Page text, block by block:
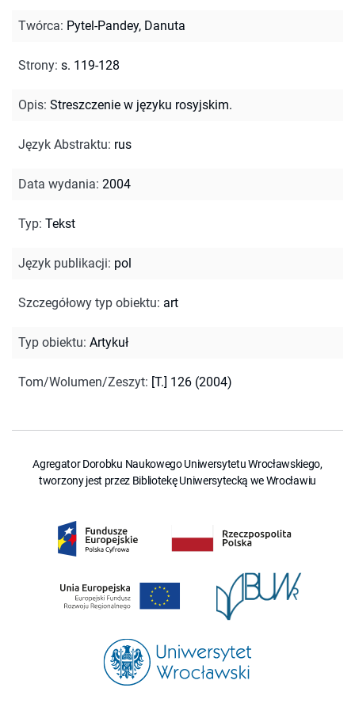
Twórca: Pytel-Pandey, Danuta
Strony: s. 119-128
Opis: Streszczenie w języku rosyjskim.
Język Abstraktu: rus
Data wydania: 2004
Typ: Tekst
Język publikacji: pol
Szczegółowy typ obiektu: art
Typ obiektu: Artykuł
Tom/Wolumen/Zeszyt: [T.] 126 (2004)
Agregator Dorobku Naukowego Uniwersytetu Wrocławskiego,
tworzony jest przez Bibliotekę Uniwersytecką we Wrocławiu